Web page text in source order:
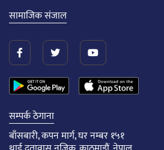
सामाजिक संजाल
सम्पर्क ठेगाना
बाँसबारी, कपन मार्ग, घर नम्बर १५१